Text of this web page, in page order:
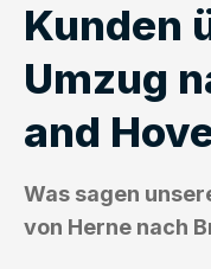
Kunden
Umzug
and
Was sagen
von Herne nach